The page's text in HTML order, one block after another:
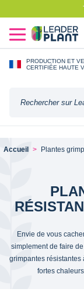
PRODUCTION ET
CERTIFIÉE HAUTE
Accueil Plantes
Envie de vous
simplement de faire
grimpantes résistantes
fortes